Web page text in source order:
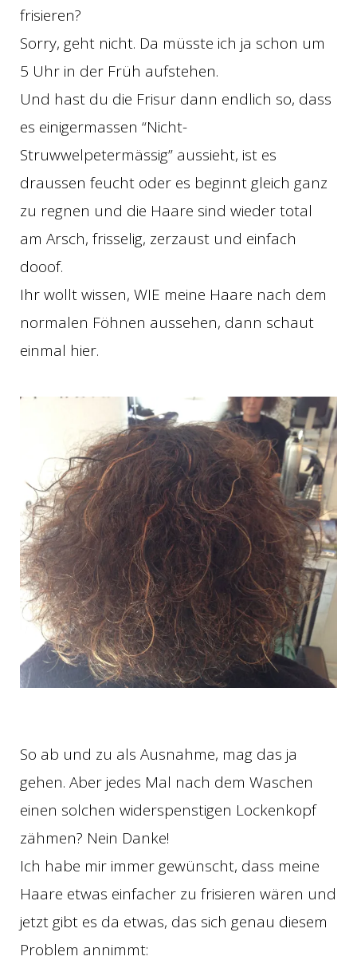
frisieren?
Sorry, geht nicht. Da müsste ich ja schon um
5 Uhr in der Früh aufstehen.
Und hast du die Frisur dann endlich so, dass
es einigermassen “Nicht-
Struwwelpetermässig” aussieht, ist es
draussen feucht oder es beginnt gleich ganz
zu regnen und die Haare sind wieder total
am Arsch, frisselig, zerzaust und einfach
dooof.
Ihr wollt wissen, WIE meine Haare nach dem
normalen Föhnen aussehen, dann schaut
einmal hier.
So ab und zu als Ausnahme, mag das ja
gehen. Aber jedes Mal nach dem Waschen
einen solchen widerspenstigen Lockenkopf
zähmen? Nein Danke!
Ich habe mir immer gewünscht, dass meine
Haare etwas einfacher zu frisieren wären und
jetzt gibt es da etwas, das sich genau diesem
Problem annimmt: